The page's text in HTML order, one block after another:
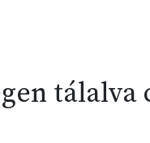
tálalva